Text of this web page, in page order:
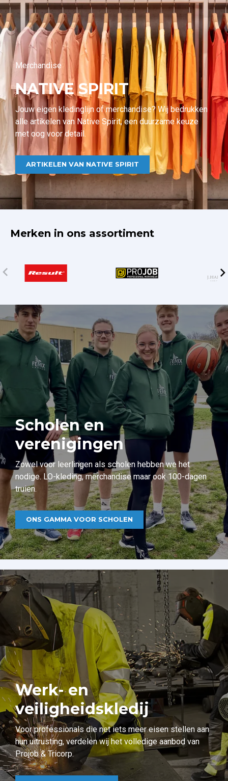
Merchandise
NATIVE SPIRIT
Jouw eigen kledinglijn of merchandise? Wij bedrukken
alle artikelen van Native Spirit, een duurzame keuze
met oog voor detail.
ARTIKELEN VAN NATIVE SPIRIT
Merken in ons assortiment
Scholen en
verenigingen
Zowel voor leerlingen als scholen hebben we het
nodige. LO-kleding, merchandise maar ook 100-dagen
truien.
ONS GAMMA VOOR SCHOLEN
Werk- en
veiligheidskledij
Voor professionals die net iets meer eisen stellen aan
hun uitrusting, verdelen wij het volledige aanbod van
Projob & Tricorp.